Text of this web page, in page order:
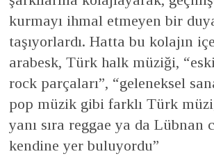
kurmayı ihmal etmeyen bir
taşıyorlardı. Hatta bu kolajın
arabesk, Türk halk müziği,
rock parçaları”, “geleneksel
pop müzik gibi farklı Türk
yanı sıra reggae ya da Lübnan
kendine yer buluyordu”